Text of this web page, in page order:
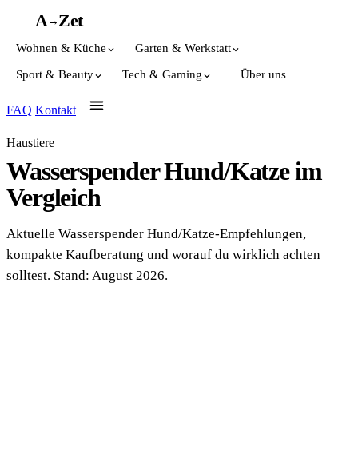
A→Zet
Wohnen & Küche Garten & Werkstatt
Sport & Beauty Tech & Gaming Über uns
FAQ Kontakt
Haustiere
Wasserspender Hund/Katze im
Vergleich
Aktuelle Wasserspender Hund/Katze-Empfehlungen,
kompakte Kaufberatung und worauf du wirklich achten
solltest. Stand: August 2026.